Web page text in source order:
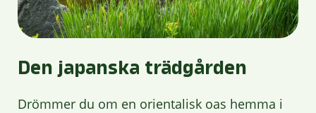
Den japanska trädgården
Drömmer du om en orientalisk oas hemma i